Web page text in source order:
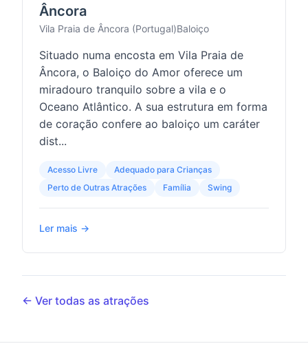
Âncora
Vila Praia de Âncora (Portugal)Baloiço
Situado numa encosta em Vila Praia de
Âncora, o Baloiço do Amor oferece um
miradouro tranquilo sobre a vila e o
Oceano Atlântico. A sua estrutura em forma
de coração confere ao baloiço um caráter
dist...
Acesso Livre
Adequado para Crianças
Perto de Outras Atrações
Família Swing
Ler mais →
← Ver todas as atrações